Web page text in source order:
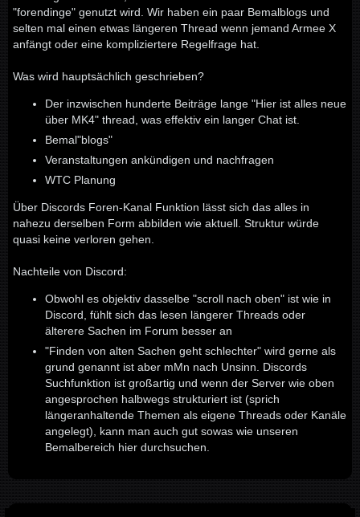
"forendinge" genutzt wird. Wir haben ein paar Bemalblogs und
selten mal einen etwas längeren Thread wenn jemand Armee X
anfängt oder eine kompliziertere Regelfrage hat.
Was wird hauptsächlich geschrieben?
Der inzwischen hunderte Beiträge lange "Hier ist alles neue
über MK4" thread, was effektiv ein langer Chat ist.
Bemal"blogs"
Veranstaltungen ankündigen und nachfragen
WTC Planung
Über Discords Foren-Kanal Funktion lässt sich das alles in
nahezu derselben Form abbilden wie aktuell. Struktur würde
quasi keine verloren gehen.
Nachteile von Discord:
Obwohl es objektiv dasselbe "scroll nach oben" ist wie in
Discord, fühlt sich das lesen längerer Threads oder
älterere Sachen im Forum besser an
"Finden von alten Sachen geht schlechter" wird gerne als
grund genannt ist aber mMn nach Unsinn. Discords
Suchfunktion ist großartig und wenn der Server wie oben
angesprochen halbwegs strukturiert ist (sprich
längeranhaltende Themen als eigene Threads oder Kanäle
angelegt), kann man auch gut sowas wie unseren
Bemalbereich hier durchsuchen.